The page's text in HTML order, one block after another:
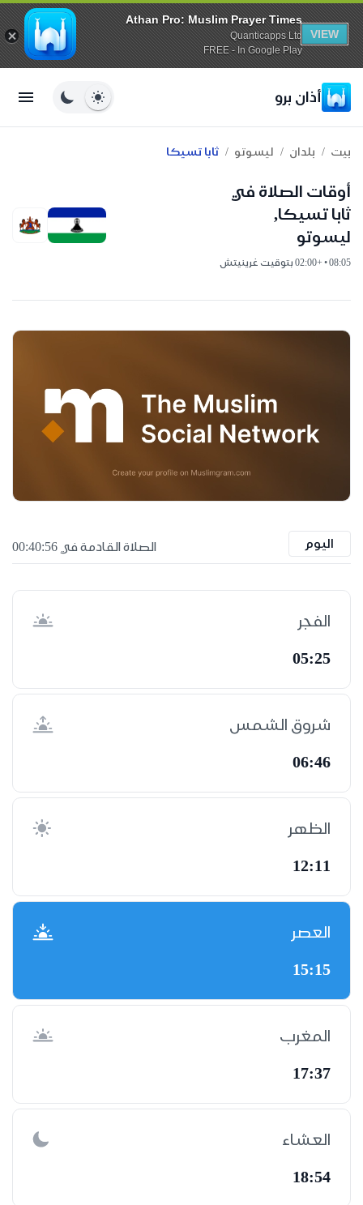
Athan Pro: Muslim Prayer Times
Quanticapps Ltd
FREE - In Google Play
VIEW
أذان برو
بيت / بلدان / ليسوتو / ثابا تسيكا
أوقات الصلاة في
ثابا تسيكا,
ليسوتو
08:05 • +02:00 بتوقيت غرينيتش
اليوم الصلاة القادمة في 00:40:55
الفجر
05:25
شروق الشمس
06:46
الظهر
12:11
العصر
15:15
المغرب
17:37
العشاء
18:54